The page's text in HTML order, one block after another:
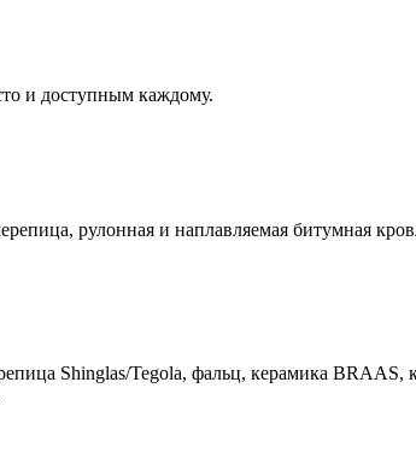
и доступным каждому.
рулонная и наплавляемая битумная
Shinglas/Tegola, фальц, керамика BRAAS,